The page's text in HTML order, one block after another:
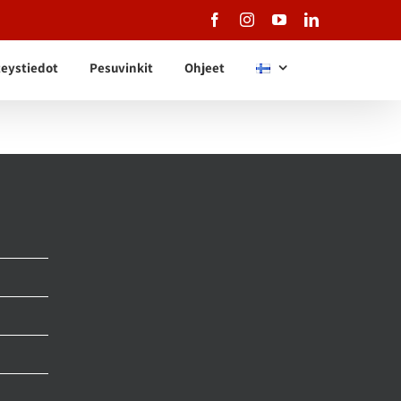
FacebookInstagramYouTubeLinkedIn
Pesuvinkit Ohjeet